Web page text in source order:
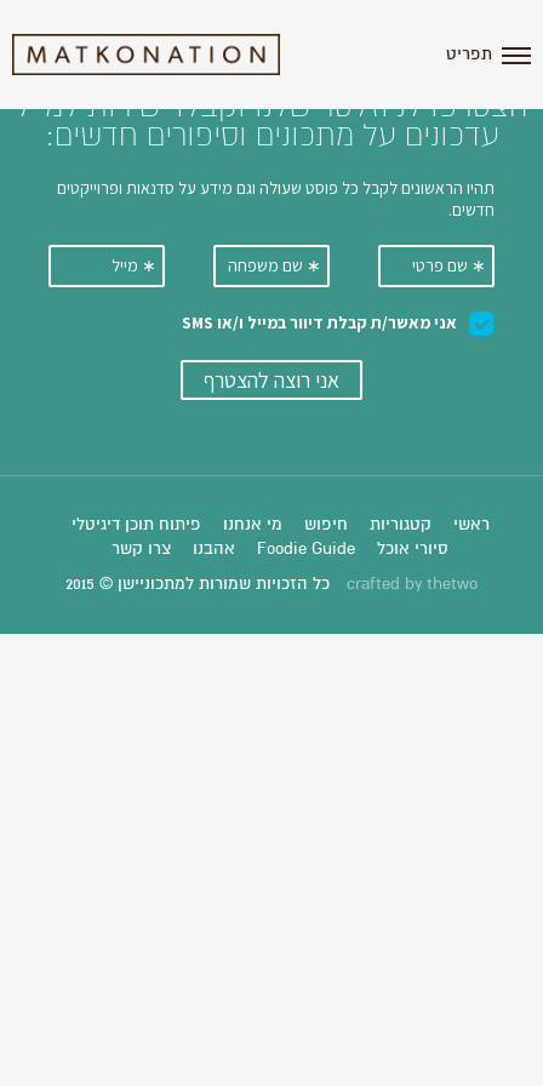
תפריט
הצטרפו לניוזלטר שלנו וקבלו ישירות למייל
עדכונים על מתכונים וסיפורים חדשים:
ראשי קטגוריות חיפוש מי אנחנו
פיתוח תוכן דיגיטלי
סיורי אוכל
Foodie Guide אהבנו צרו קשר
crafted by thetwo כל הזכויות שמורות למתכוניישן © 2015